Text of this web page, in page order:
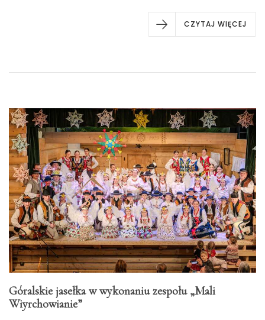
CZYTAJ WIĘCEJ
Góralskie jasełka w wykonaniu zespołu „Mali
Wiyrchowianie”